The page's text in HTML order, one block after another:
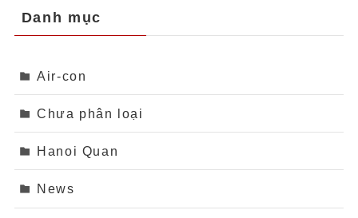
Danh mục
Air-con
Chưa phân loại
Hanoi Quan
News